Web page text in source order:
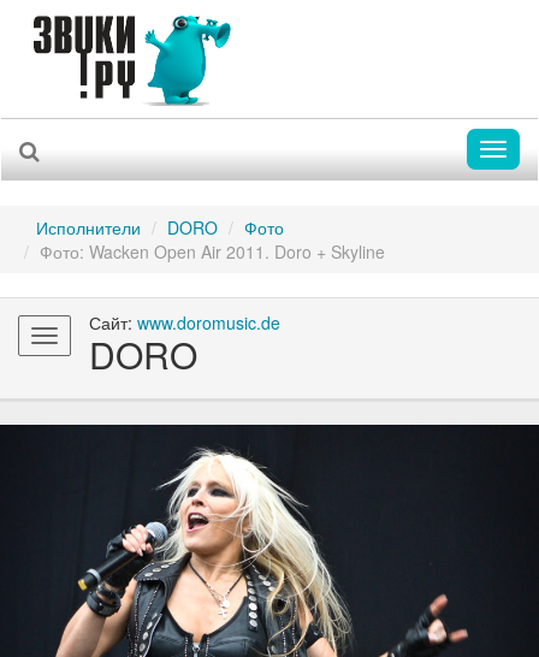
Исполнители DORO
Фото
Фото: Wacken Open Air 2011. Doro + Skyline
Toggle
navigation
Сайт: www.doromusic.de
DORO